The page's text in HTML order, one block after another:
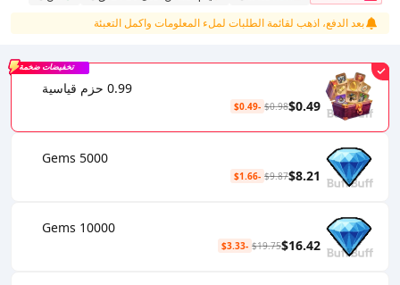
بعد الدفع، اذهب لقائمة الطلبات لملء المعلومات واكمل التعبئة
0.99 حزم قياسية
$0.49
$0.98
-$0.49
تخفيضات ضخمة
5000 Gems
$8.21
$9.87
-$1.66
10000 Gems
$16.42
$19.75
-$3.33